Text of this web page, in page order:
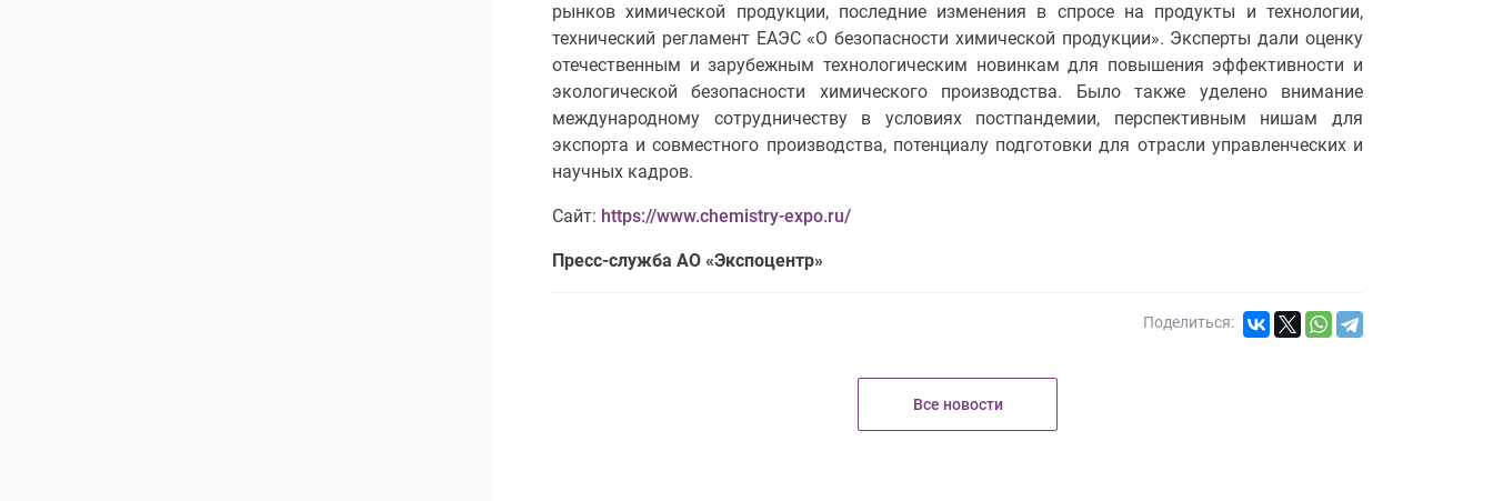
рынков химической продукции, последние изменения в спросе на продукты и технологии,
технический регламент ЕАЭС «О безопасности химической продукции». Эксперты дали оценку
отечественным и зарубежным технологическим новинкам для повышения эффективности и
экологической безопасности химического производства. Было также уделено внимание
международному сотрудничеству в условиях постпандемии, перспективным нишам для
экспорта и совместного производства, потенциалу подготовки для отрасли управленческих и
научных кадров.
Сайт: https://www.chemistry-expo.ru/
Пресс-служба АО «Экспоцентр»
Поделиться:
Все новости